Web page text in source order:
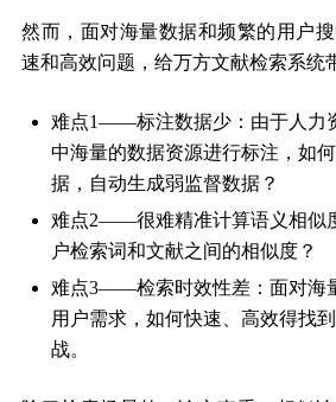
然而，面对海量数据和频繁的用户
速和高效问题，给万方文献检索系统
难点1——标注数据少：由于人力
中海量的数据资源进行标注，如
据，自动生成弱监督数据？
难点2——很难精准计算语义相似
户检索词和文献之间的相似度？
难点3——检索时效性差：面对海
用户需求，如何快速、高效得找
战。